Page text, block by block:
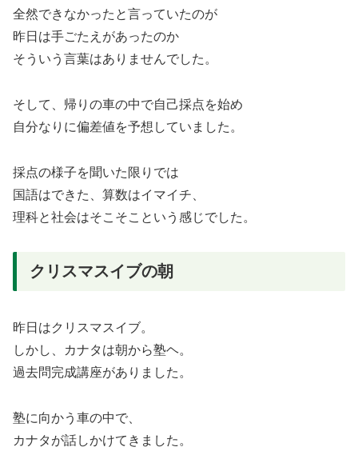
全然できなかったと言っていたのが
昨日は手ごたえがあったのか
そういう言葉はありませんでした。
そして、帰りの車の中で自己採点を始め
自分なりに偏差値を予想していました。
採点の様子を聞いた限りでは
国語はできた、算数はイマイチ、
理科と社会はそこそこという感じでした。
クリスマスイブの朝
昨日はクリスマスイブ。
しかし、カナタは朝から塾ヘ。
過去問完成講座がありました。
塾に向かう車の中で、
カナタが話しかけてきました。